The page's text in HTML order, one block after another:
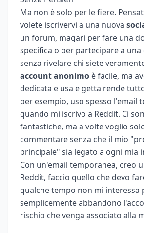
Ma non è solo per le fiere.
volete iscrivervi a una nuova
un forum, magari per fare una
specifica o per partecipare a una
senza rivelare chi siete
account anonimo è facile, ma
dedicata e usa e getta rende
per esempio, uso spesso l'email
quando mi iscrivo a Reddit. Ci
fantastiche, ma a volte voglio
commentare senza che il mio
principale" sia legato a ogni mia
Con un'email temporanea, creo
Reddit, faccio quello che devo
qualche tempo non mi interessa
semplicemente abbandono
rischio che venga associato alla